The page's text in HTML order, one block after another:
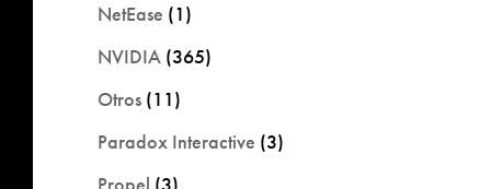
NetEase (1)
NVIDIA (365)
Otros (11)
Paradox Interactive (3)
Propel (3)